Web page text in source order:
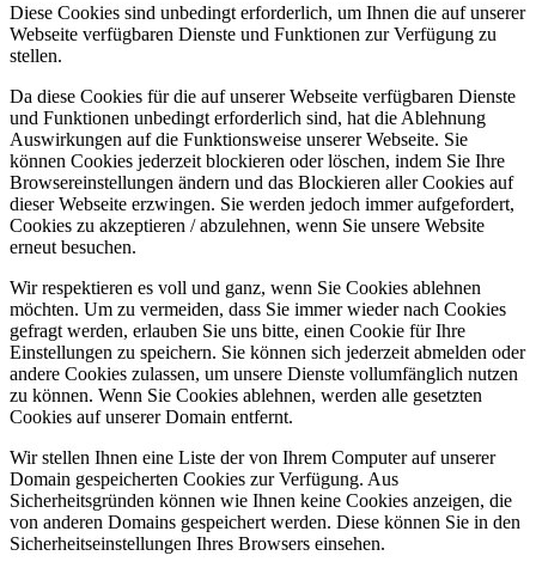
Diese Cookies sind unbedingt erforderlich, um Ihnen die auf unserer
Webseite verfügbaren Dienste und Funktionen zur Verfügung zu
stellen.
Da diese Cookies für die auf unserer Webseite verfügbaren Dienste
und Funktionen unbedingt erforderlich sind, hat die Ablehnung
Auswirkungen auf die Funktionsweise unserer Webseite. Sie
können Cookies jederzeit blockieren oder löschen, indem Sie Ihre
Browsereinstellungen ändern und das Blockieren aller Cookies auf
dieser Webseite erzwingen. Sie werden jedoch immer aufgefordert,
Cookies zu akzeptieren / abzulehnen, wenn Sie unsere Website
erneut besuchen.
Wir respektieren es voll und ganz, wenn Sie Cookies ablehnen
möchten. Um zu vermeiden, dass Sie immer wieder nach Cookies
gefragt werden, erlauben Sie uns bitte, einen Cookie für Ihre
Einstellungen zu speichern. Sie können sich jederzeit abmelden oder
andere Cookies zulassen, um unsere Dienste vollumfänglich nutzen
zu können. Wenn Sie Cookies ablehnen, werden alle gesetzten
Cookies auf unserer Domain entfernt.
Wir stellen Ihnen eine Liste der von Ihrem Computer auf unserer
Domain gespeicherten Cookies zur Verfügung. Aus
Sicherheitsgründen können wie Ihnen keine Cookies anzeigen, die
von anderen Domains gespeichert werden. Diese können Sie in den
Sicherheitseinstellungen Ihres Browsers einsehen.